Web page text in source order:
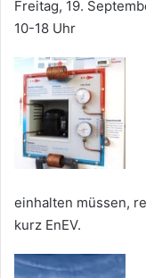
Freitag, 19.
10-18 Uhr
einhalten müssen,
kurz EnEV.